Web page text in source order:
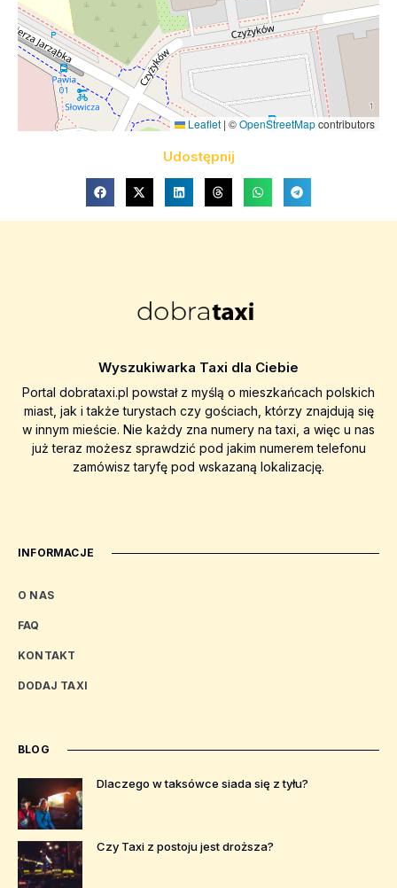
Leaflet | ©OpenStreetMapcontributors
Udostępnij
Wyszukiwarka Taxi dla Ciebie
Portal dobrataxi.pl powstał z myślą o mieszkańcach polskich
miast, jak i także turystach czy gościach, którzy znajdują się
w innym mieście. Nie każdy zna numery na taxi, a więc u nas
już teraz możesz sprawdzić pod jakim numerem telefonu
zamówisz taryfę pod wskazaną lokalizację.
INFORMACJE
O NAS
FAQ
KONTAKT
DODAJ TAXI
BLOG
Dlaczego w taksówce siada się z tyłu?
Czy Taxi z postoju jest droższa?